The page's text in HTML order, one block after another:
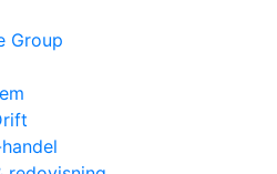
Group